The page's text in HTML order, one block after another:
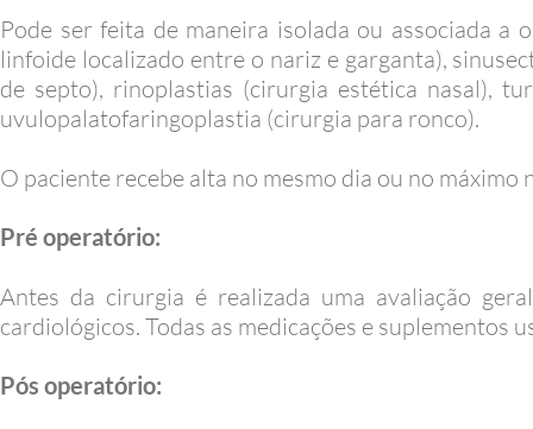
Pode ser feita de maneira isolada ou associada a
linfoide localizado entre o nariz e garganta),
de septo), rinoplastias (cirurgia estética nasal),
uvulopalatofaringoplastia (cirurgia para ronco).
O paciente recebe alta no mesmo dia ou no
Pré operatório:
Antes da cirurgia é realizada uma avaliação
cardiológicos. Todas as medicações e suplementos
Pós operatório: